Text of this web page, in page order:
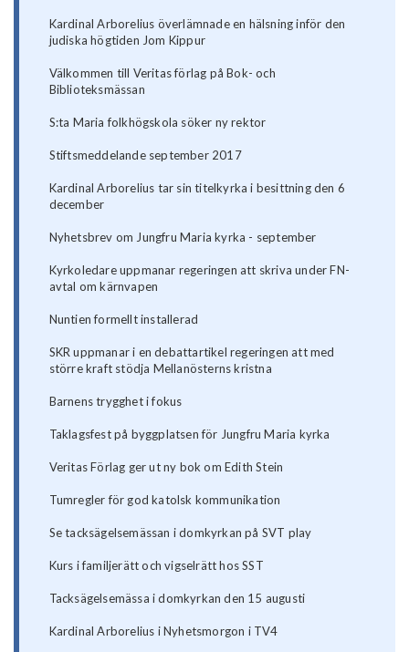
Kardinal Arborelius överlämnade en hälsning inför den
judiska högtiden Jom Kippur
Välkommen till Veritas förlag på Bok- och
Biblioteksmässan
S:ta Maria folkhögskola söker ny rektor
Stiftsmeddelande september 2017
Kardinal Arborelius tar sin titelkyrka i besittning den 6
december
Nyhetsbrev om Jungfru Maria kyrka - september
Kyrkoledare uppmanar regeringen att skriva under FN-
avtal om kärnvapen
Nuntien formellt installerad
SKR uppmanar i en debattartikel regeringen att med
större kraft stödja Mellanösterns kristna
Barnens trygghet i fokus
Taklagsfest på byggplatsen för Jungfru Maria kyrka
Veritas Förlag ger ut ny bok om Edith Stein
Tumregler för god katolsk kommunikation
Se tacksägelsemässan i domkyrkan på SVT play
Kurs i familjerätt och vigselrätt hos SST
Tacksägelsemässa i domkyrkan den 15 augusti
Kardinal Arborelius i Nyhetsmorgon i TV4